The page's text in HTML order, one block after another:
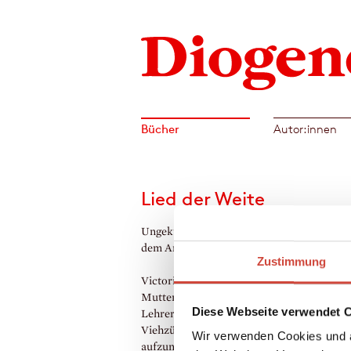
Zustimmung
Diese Webseite verwendet
Wir verwenden Cookies und
Bücher Autor:innen
Lied der Weite
Ungekürzt gelesen von Nicolas Batthyany.
dem Amerikanischen von Rudolf Hermstein
Victoria, siebzehn und schwanger, wird
Mutter vor die Tür gesetzt. Da überredet
Lehrerin Maggie die Brüder McPheron,
Viehzüchter, das Mädchen bei sich
aufzunehmen. Ein erst widerwilliger Akt